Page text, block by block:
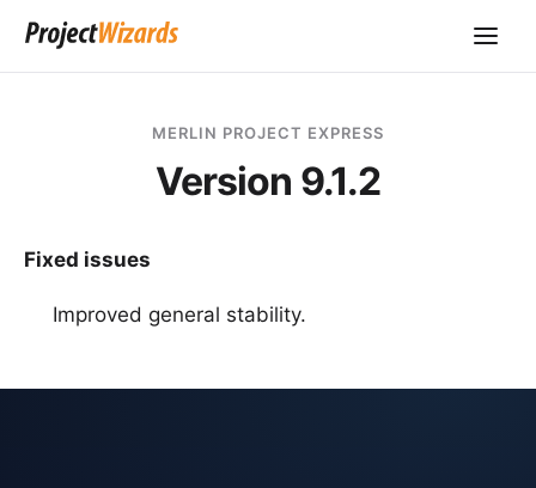
MERLIN PROJECT EXPRESS
Version 9.1.2
Fixed issues
Improved general stability.